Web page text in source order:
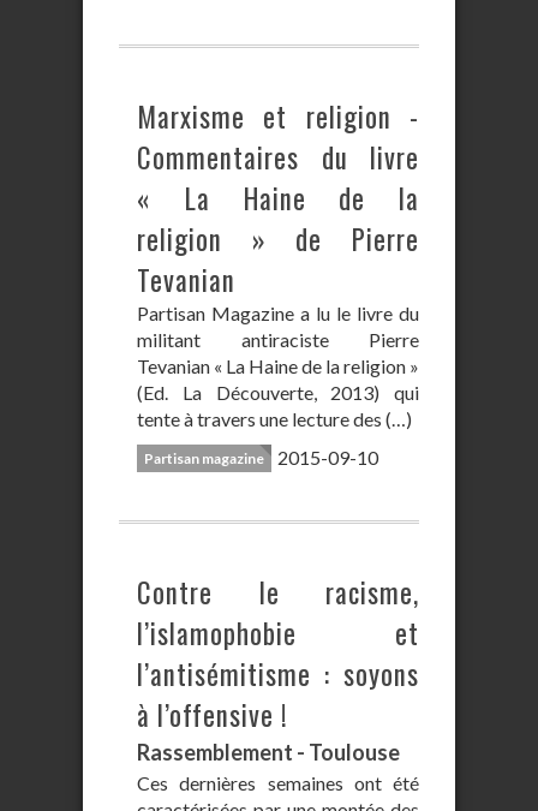
Marxisme et religion -
Commentaires du livre
« La Haine de la
religion » de Pierre
Tevanian
Partisan Magazine a lu le livre du
militant antiraciste Pierre
Tevanian « La Haine de la religion »
(Ed. La Découverte, 2013) qui
tente à travers une lecture des (…)
Partisan magazine 2015-09-10
Contre le racisme,
l’islamophobie et
l’antisémitisme : soyons
à l’offensive !
Rassemblement - Toulouse
Ces dernières semaines ont été